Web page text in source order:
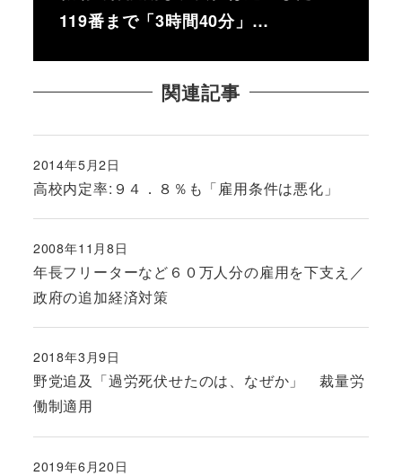
119番まで「3時間40分」…
関連記事
高校内定率:９４．８％も「雇用条件は悪化」
投稿日
2014年5月2日
年長フリーターなど６０万人分の雇用を下支え／
政府の追加経済対策
投稿日
2008年11月8日
野党追及「過労死伏せたのは、なぜか」 裁量労
働制適用
投稿日
2018年3月9日
2019年6月20日